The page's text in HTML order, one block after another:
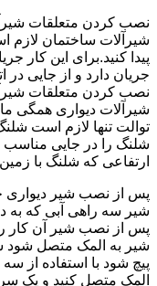
نصب کردن متعلقات
شیرآلات ساختمان
پیدا کنید.برای این کار
جریان دارد و از جایی در
نصب کردن متعلقات
شیرآلات دیواری همگی
توالت تنها لازم است
شلنگ را در جایی
ارتفاعی که شلنگ با
پس از نصب شیر دیواری
شیر سه راهی آبی که
پس از نصب شیر آن کار
شیر به المک متصل شود
پیچ شود با استفاده از
المک متصل کنید و یک